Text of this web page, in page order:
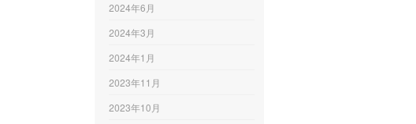
2024年6月
2024年3月
2024年1月
2023年11月
2023年10月